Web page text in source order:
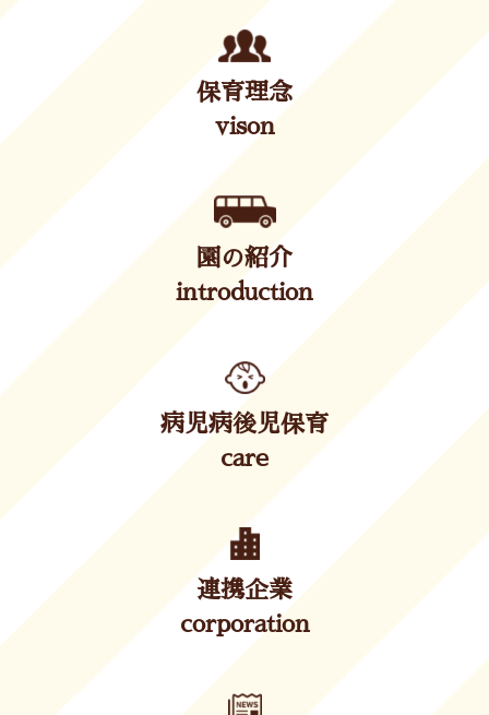
保育理念
vison
園の紹介
introduction
病児病後児保育
care
連携企業
corporation